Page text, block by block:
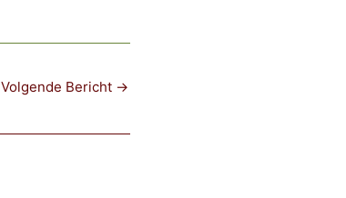
Volgende Bericht →